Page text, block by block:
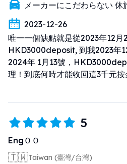
メーカーにこだわらない 休
2023-12-26
唯一一個缺點就是從2023年12月
HKD3000deposit, 到我2023年
2024年 1月13號，
理！到底何時才能收回這3千元按
5
EngＯＯ
🇹🇼Taiwan (臺灣/台灣)